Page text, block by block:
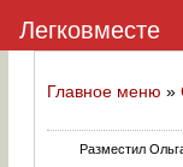
Главное меню »
Разместил
Легковместе